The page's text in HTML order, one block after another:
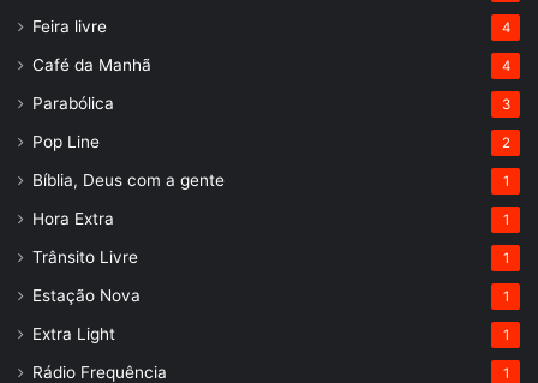
Feira livre 4
Café da Manhã 4
Parabólica 3
Pop Line 2
Bíblia, Deus com a gente 1
Hora Extra 1
Trânsito Livre 1
Estação Nova 1
Extra Light 1
Rádio Frequência 1